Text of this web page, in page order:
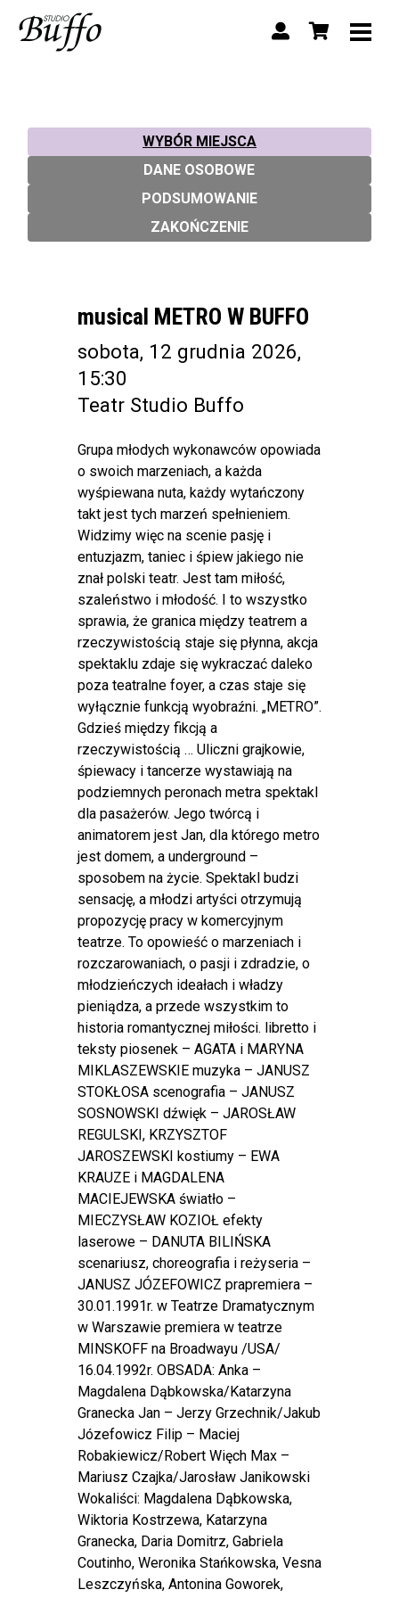
WYBÓR MIEJSCA
DANE OSOBOWE
PODSUMOWANIE
ZAKOŃCZENIE
musical METRO W BUFFO
sobota, 12 grudnia 2026,
15:30
Teatr Studio Buffo
Grupa młodych wykonawców opowiada
o swoich marzeniach, a każda
wyśpiewana nuta, każdy wytańczony
takt jest tych marzeń spełnieniem.
Widzimy więc na scenie pasję i
entuzjazm, taniec i śpiew jakiego nie
znał polski teatr. Jest tam miłość,
szaleństwo i młodość. I to wszystko
sprawia, że granica między teatrem a
rzeczywistością staje się płynna, akcja
spektaklu zdaje się wykraczać daleko
poza teatralne foyer, a czas staje się
wyłącznie funkcją wyobraźni. „METRO”.
Gdzieś między fikcją a
rzeczywistością … Uliczni grajkowie,
śpiewacy i tancerze wystawiają na
podziemnych peronach metra spektakl
dla pasażerów. Jego twórcą i
animatorem jest Jan, dla którego metro
jest domem, a underground –
sposobem na życie. Spektakl budzi
sensację, a młodzi artyści otrzymują
propozycję pracy w komercyjnym
teatrze. To opowieść o marzeniach i
rozczarowaniach, o pasji i zdradzie, o
młodzieńczych ideałach i władzy
pieniądza, a przede wszystkim to
historia romantycznej miłości. libretto i
teksty piosenek – AGATA i MARYNA
MIKLASZEWSKIE muzyka – JANUSZ
STOKŁOSA scenografia – JANUSZ
SOSNOWSKI dźwięk – JAROSŁAW
REGULSKI, KRZYSZTOF
JAROSZEWSKI kostiumy – EWA
KRAUZE i MAGDALENA
MACIEJEWSKA światło –
MIECZYSŁAW KOZIOŁ efekty
laserowe – DANUTA BILIŃSKA
scenariusz, choreografia i reżyseria –
JANUSZ JÓZEFOWICZ prapremiera –
30.01.1991r. w Teatrze Dramatycznym
w Warszawie premiera w teatrze
MINSKOFF na Broadwayu /USA/
16.04.1992r. OBSADA: Anka –
Magdalena Dąbkowska/Katarzyna
Granecka Jan – Jerzy Grzechnik/Jakub
Józefowicz Filip – Maciej
Robakiewicz/Robert Więch Max –
Mariusz Czajka/Jarosław Janikowski
Wokaliści: Magdalena Dąbkowska,
Wiktoria Kostrzewa, Katarzyna
Granecka, Daria Domitrz, Gabriela
Coutinho, Weronika Stańkowska, Vesna
Leszczyńska, Antonina Goworek,